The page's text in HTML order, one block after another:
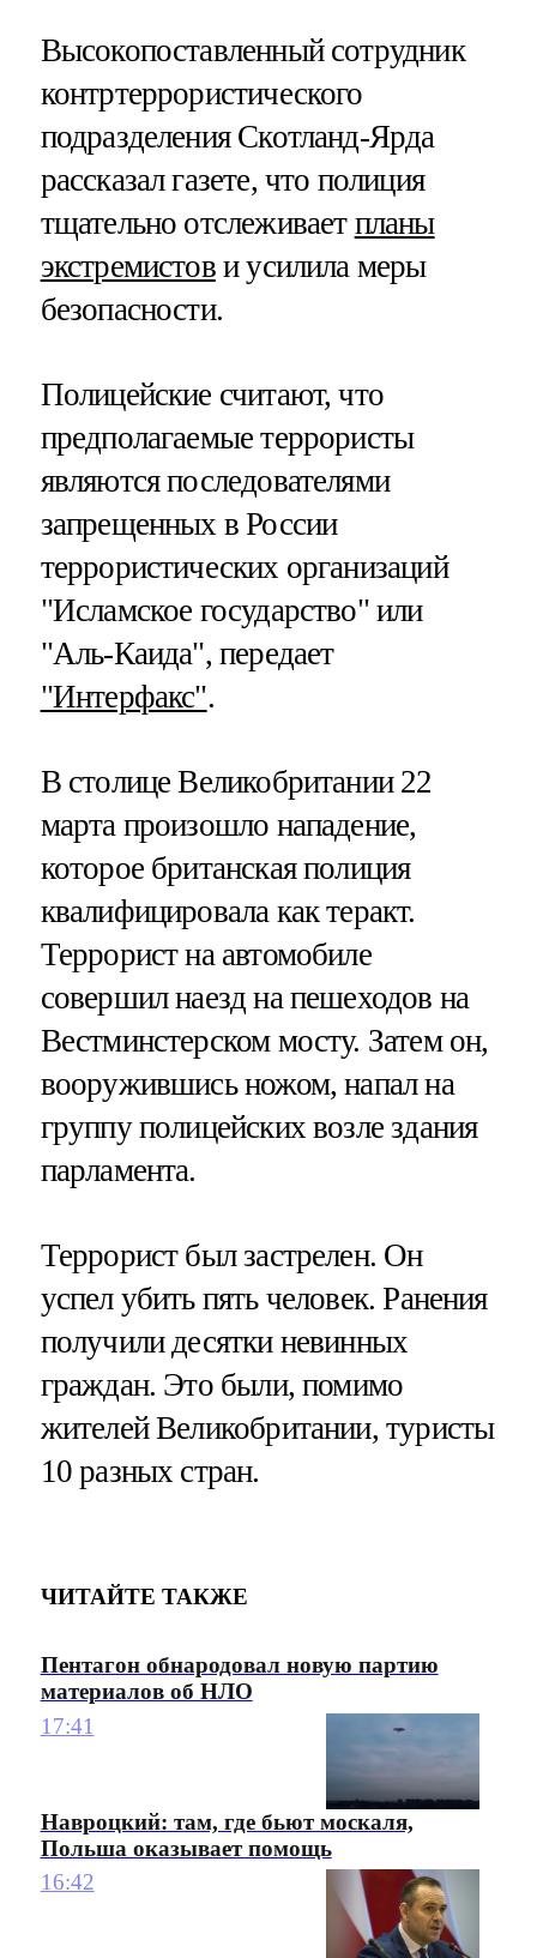
Высокопоставленный сотрудник
контртеррористического
подразделения Скотланд-Ярда
рассказал газете, что полиция
тщательно отслеживает планы
экстремистови усилила меры
безопасности.
Полицейские считают, что
предполагаемые террористы
являются последователями
запрещенных в России
террористических организаций
"Исламское государство" или
"Аль-Каида", передает
"Интерфакс".
В столице Великобритании 22
марта произошло нападение,
которое британская полиция
квалифицировала как теракт.
Террорист на автомобиле
совершил наезд на пешеходов на
Вестминстерском мосту. Затем он,
вооружившись ножом, напал на
группу полицейских возле здания
парламента.
Террорист был застрелен. Он
успел убить пять человек. Ранения
получили десятки невинных
граждан. Это были, помимо
жителей Великобритании, туристы
10 разных стран.
ЧИТАЙТЕ ТАКЖЕ
Пентагон обнародовал новую партию
материалов об НЛО
17:41
Навроцкий: там, где бьют москаля,
Польша оказывает помощь
16:42